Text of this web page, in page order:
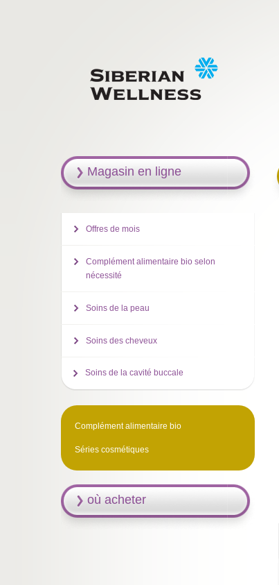
Magasin en ligne
Offres de mois
Complément alimentaire bio selon
nécessité
Soins de la peau
Soins des cheveux
Soins de la cavité buccale
Complément alimentaire bio
Séries cosmétiques
où acheter